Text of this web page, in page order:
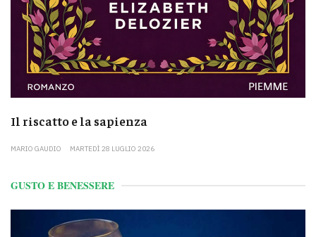
Il riscatto e la sapienza
MARIO GAUDIO MARTEDÌ 28 LUGLIO 2026
GUSTO E BENESSERE